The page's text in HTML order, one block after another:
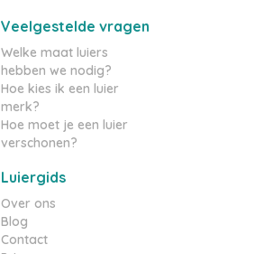
Veelgestelde vragen
Welke maat luiers
hebben we nodig?
Hoe kies ik een luier
merk?
Hoe moet je een luier
verschonen?
Luiergids
Over ons
Blog
Contact